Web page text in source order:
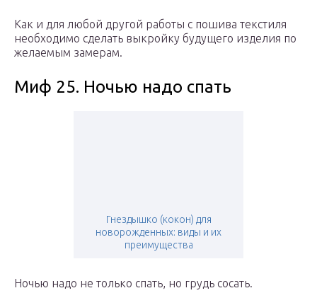
Как и для любой другой работы с пошива текстиля
необходимо сделать выкройку будущего изделия по
желаемым замерам.
Миф 25. Ночью надо спать
Гнездышко (кокон) для
новорожденных: виды и их
преимущества
Ночью надо не только спать, но грудь сосать.